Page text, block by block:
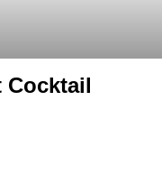
Cocktail